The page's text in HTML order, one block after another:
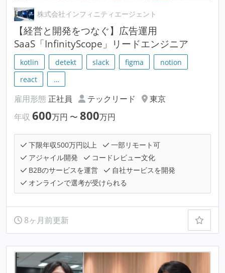
株式会社インフィニティエージェント
【経営と開発をつなぐ】広告運用
SaaS「InfinityScope」リードエンジニア
kotlin detekt slack figma
notion
react
…
雇用形態 正社員 テックリード
東京
年収 600万円 〜 800万円
下限年収500万円以上
一部リモート可
アジャイル開発
コードレビュー文化
B2Bのサービスを運営
自社サービスを開発
オンラインで選考が受けられる
8ヶ月前更新